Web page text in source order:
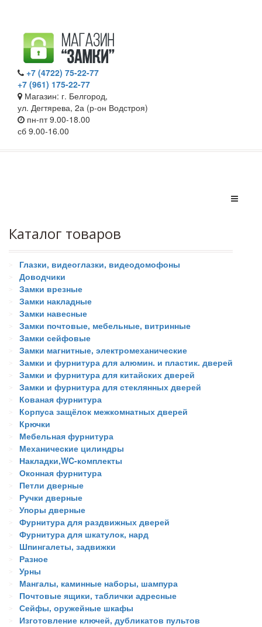
+7 (4722) 75-22-77
+7 (961) 175-22-77
Магазин: г. Белгород,
ул. Дегтярева, 2а (р-он Водстроя)
пн-пт 9.00-18.00
сб 9.00-16.00
Каталог товаров
Глазки, видеоглазки, видеодомофоны
Доводчики
Замки врезные
Замки накладные
Замки навесные
Замки почтовые, мебельные, витринные
Замки сейфовые
Замки магнитные, электромеханические
Замки и фурнитура для алюмин. и пластик. дверей
Замки и фурнитура для китайских дверей
Замки и фурнитура для стеклянных дверей
Кованая фурнитура
Корпуса защёлок межкомнатных дверей
Крючки
Мебельная фурнитура
Механические цилиндры
Накладки,WC-комплекты
Оконная фурнитура
Петли дверные
Ручки дверные
Упоры дверные
Фурнитура для раздвижных дверей
Фурнитура для шкатулок, нард
Шпингалеты, задвижки
Разное
Урны
Мангалы, каминные наборы, шампура
Почтовые ящики, таблички адресные
Сейфы, оружейные шкафы
Изготовление ключей, дубликатов пультов